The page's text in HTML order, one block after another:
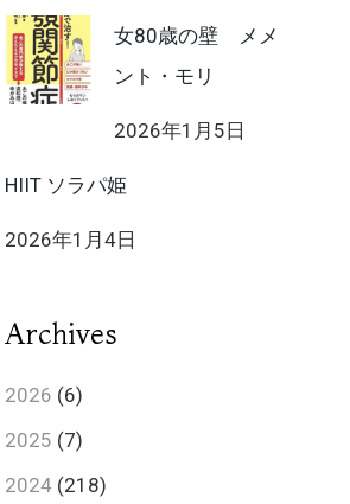
女80歳の壁 メメ
ント・モリ
2026年1月5日
HIIT ソラパ姫
2026年1月4日
Archives
2026 (6)
2025 (7)
2024 (218)